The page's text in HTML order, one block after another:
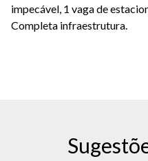
impecável, 1 vaga de
Completa infraestrutura.